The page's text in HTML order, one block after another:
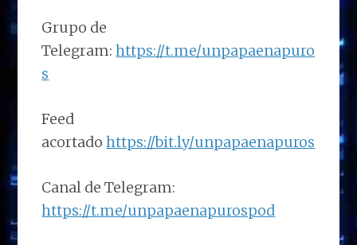
Grupo de
Telegram:https://t.me/unpapaenapuro
s
Feed
acortadohttps://bit.ly/unpapaenapuros
Canal de Telegram:
https://t.me/unpapaenapurospod